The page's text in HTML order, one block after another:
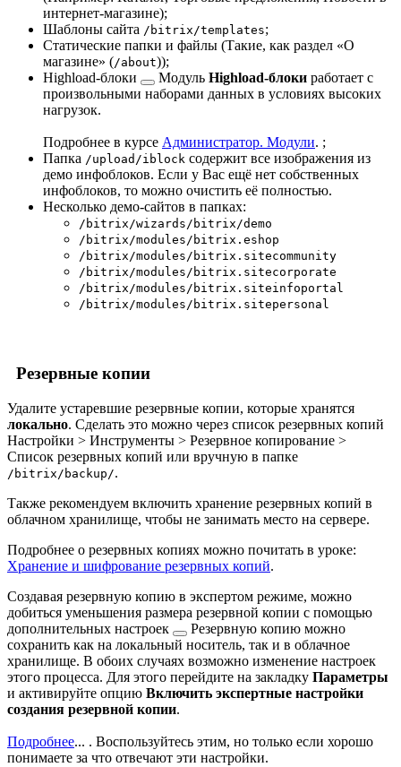
интернет-магазине);
Шаблоны сайта /bitrix/templates;
Статические папки и файлы (Такие, как раздел
О
магазине
(/about));
Highload-блоки
Модуль Highload-блоки работает с
произвольными наборами данных в условиях высоких
нагрузок.
Подробнее в курсе Администратор. Модули. ;
Папка /upload/iblock содержит все изображения из
демо инфоблоков. Если у Вас ещё нет собственных
инфоблоков, то можно очистить её полностью.
Несколько демо-сайтов в папках:
/bitrix/wizards/bitrix/demo
/bitrix/modules/bitrix.eshop
/bitrix/modules/bitrix.sitecommunity
/bitrix/modules/bitrix.sitecorporate
/bitrix/modules/bitrix.siteinfoportal
/bitrix/modules/bitrix.sitepersonal
Резервные копии
Удалите устаревшие резервные копии, которые хранятся
локально. Сделать это можно через список резервных копий
Настройки > Инструменты > Резервное копирование >
Список резервных копий или вручную в папке
/bitrix/backup/.
Также рекомендуем включить хранение резервных копий в
облачном хранилище, чтобы не занимать место на сервере.
Подробнее о резервных копиях можно почитать в уроке:
Хранение и шифрование резервных копий.
Создавая резервную копию в экспертом режиме, можно
добиться уменьшения размера резервной копии с помощью
дополнительных настроек
Резервную копию можно
сохранить как на локальный носитель, так и в облачное
хранилище. В обоих случаях возможно изменение настроек
этого процесса. Для этого перейдите на закладку Параметры
и активируйте опцию Включить экспертные настройки
создания резервной копии.
Подробнее... . Воспользуйтесь этим, но только если хорошо
понимаете за что отвечают эти настройки.